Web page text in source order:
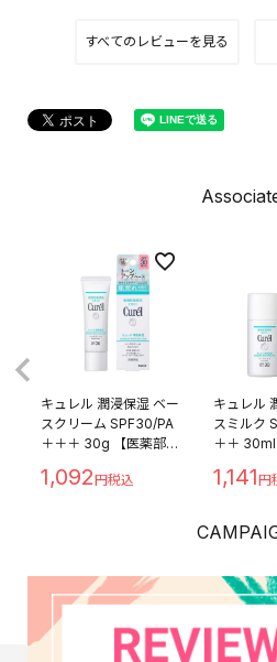
すべてのレビューを見る
キュレル 潤浸保湿 ベー
スクリーム SPF30/PA
＋＋＋ 30g 【医薬部外
1,092
キュレル
スミルク
＋＋
1,141